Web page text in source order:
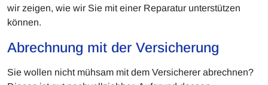
wir zeigen, wie wir Sie mit einer Reparatur unterstützen
können.
Abrechnung mit der Versicherung
Sie wollen nicht mühsam mit dem Versicherer abrechnen?